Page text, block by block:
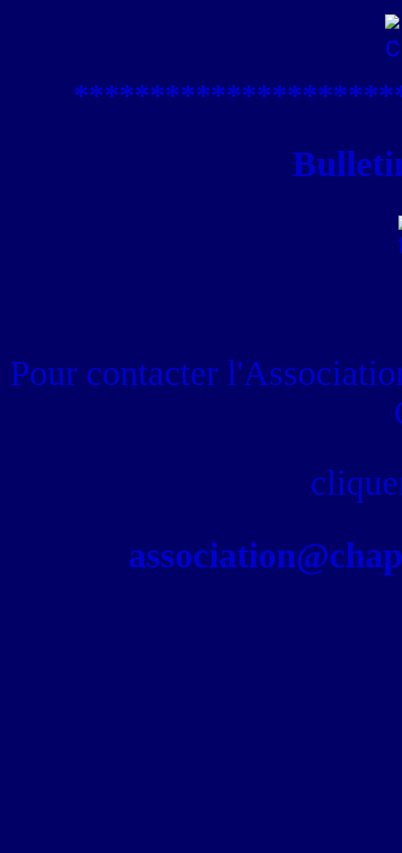
****************
Pour contacter